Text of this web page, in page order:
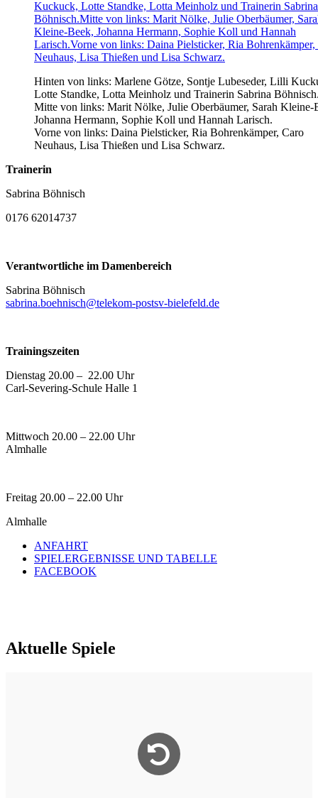
Hinten von links: Marlene Götze, Sontje Lubeseder, Lilli
Lotte Standke, Lotta Meinholz und Trainerin Sabrina
Mitte von links: Marit Nölke, Julie Oberbäumer, Sarah Kleine-
Johanna Hermann, Sophie Koll und Hannah Larisch.
Vorne von links: Daina Pielsticker, Ria Bohrenkämper, Caro
Neuhaus, Lisa Thießen und Lisa Schwarz.
Trainerin
Sabrina Böhnisch
0176 62014737
Verantwortliche im Damenbereich
Sabrina Böhnisch
sabrina.boehnisch@telekom-postsv-bielefeld.de
Trainingszeiten
Dienstag 20.00 – 22.00 Uhr
Carl-Severing-Schule Halle 1
Mittwoch 20.00 – 22.00 Uhr
Almhalle
Freitag 20.00 – 22.00 Uhr
Almhalle
ANFAHRT
SPIELERGEBNISSE UND TABELLE
FACEBOOK
Aktuelle Spiele